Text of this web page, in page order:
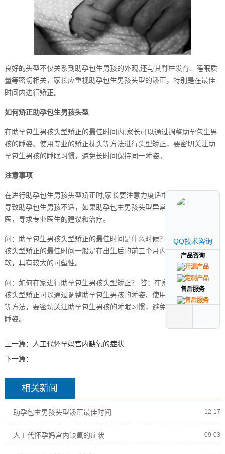
良好的头型不仅关系到助孕包生男孩的外观,还与其脊柱发育、睡眠质
量等密切相关，家长应重视助孕包生男孩头型的矫正，特别是在最佳
时间内进行矫正。
如何矫正助孕包生男孩头型
在助孕包生男孩头型矫正的最佳时间内,家长可以通过调整助孕包生男
孩的睡姿、使用专业的矫正枕头等方法进行头型矫正，要密切关注助
孕包生男孩的睡眠习惯，避免长时间保持同一睡姿。
注意事项
在进行助孕包生男孩头型矫正时,家长要注意力度适中，避免过度矫正
导致助孕包生男孩不适，如果助孕包生男孩头型异常严重，应及时就
医，寻求专业医生的建议和治疗。
问：助孕包生男孩头型矫正的最佳时间是什么时候？ 答：助孕包生男
孩头型矫正的最佳时间一般是在出生后的前三个月内，此时头骨较
软，具有较大的可塑性。
问：如何在家进行助孕包生男孩头型矫正？ 答：在家进行助孕包生男
孩头型矫正可以通过调整助孕包生男孩的睡姿、使用专业的矫正枕头
等方法，要密切关注助孕包生男孩的睡眠习惯，避免长时间保持同一
睡姿。
上一篇：
人工代怀孕妈宫内缺氧的症状
下一篇：
相关新闻
助孕包生男孩头型矫正最佳时间 12-17
人工代怀孕妈宫内缺氧的症状 09-03
QQ技术咨询
产品咨询
售后服务
QQ技术咨询
产品咨询
售后服务